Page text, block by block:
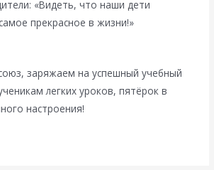
«Видеть, что наши дети
прекрасное в жизни!»
заряжаем на успешный учебный
легких уроков, пятёрок в
настроения!